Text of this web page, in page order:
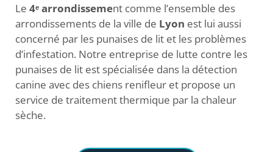
Le 4ᵉ arrondissement comme l’ensemble des
arrondissements de la ville de Lyon est lui aussi
concerné par les punaises de lit et les problèmes
d’infestation. Notre entreprise de lutte contre les
punaises de lit est spécialisée dans la détection
canine avec des chiens renifleur et propose un
service de traitement thermique par la chaleur
sèche.